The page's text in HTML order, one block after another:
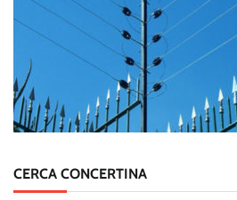
CERCA CONCERTINA